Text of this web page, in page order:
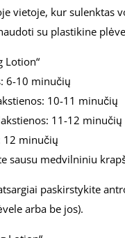
vietoje, kur sulenktas
su plastikine
Lotion“
6-10 minučių
10-11 minučių
11-12 minučių
12 minučių
sausu medvilniniu
paskirstykite
arba be jos).